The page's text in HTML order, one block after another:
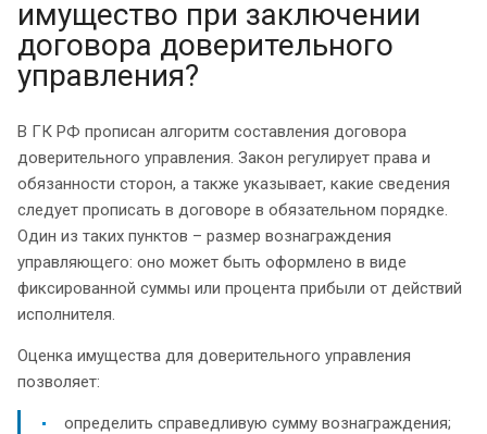
имущество при заключении
договора доверительного
управления?
В ГК РФ прописан алгоритм составления договора
доверительного управления. Закон регулирует права и
обязанности сторон, а также указывает, какие сведения
следует прописать в договоре в обязательном порядке.
Один из таких пунктов – размер вознаграждения
управляющего: оно может быть оформлено в виде
фиксированной суммы или процента прибыли от действий
исполнителя.
Оценка имущества для доверительного управления
позволяет:
определить справедливую сумму вознаграждения;